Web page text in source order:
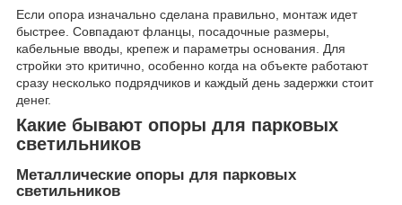
Если опора изначально сделана правильно, монтаж идет
быстрее. Совпадают фланцы, посадочные размеры,
кабельные вводы, крепеж и параметры основания. Для
стройки это критично, особенно когда на объекте работают
сразу несколько подрядчиков и каждый день задержки стоит
денег.
Какие бывают опоры для парковых
светильников
Металлические опоры для парковых
светильников